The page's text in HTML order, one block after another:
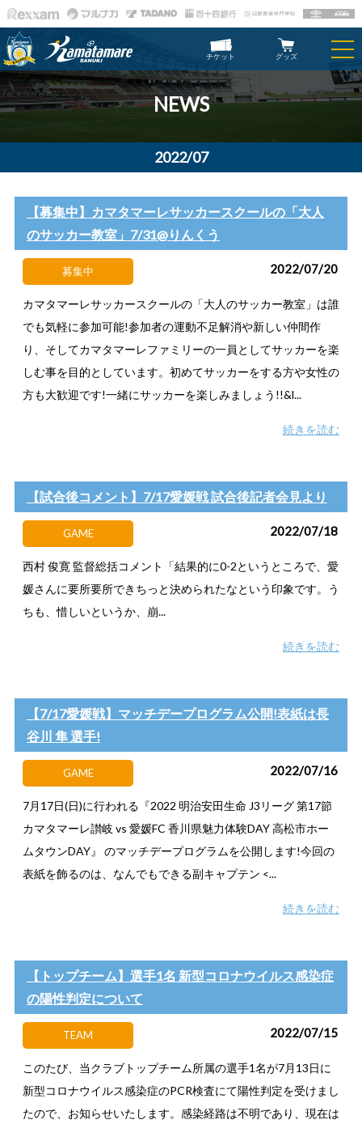
チケット グッズ
NEWS
2022/07
【募集中】カマタマーレサッカースクールの「大人
のサッカー教室」7/31@りんくう
募集中 2022/07/20
カマタマーレサッカースクールの「大人のサッカー教室」は誰
でも気軽に参加可能!参加者の運動不足解消や新しい仲間作
り、そしてカマタマーレファミリーの一員としてサッカーを楽
しむ事を目的としています。初めてサッカーをする方や女性の
方も大歓迎です!一緒にサッカーを楽しみましょう!!&l...
続きを読む
【試合後コメント】7/17愛媛戦 試合後記者会見より
GAME 2022/07/18
西村 俊寛 監督総括コメント「結果的に0-2というところで、愛
媛さんに要所要所できちっと決められたなという印象です。う
ちも、惜しいというか、崩...
続きを読む
【7/17愛媛戦】マッチデープログラム公開!表紙は長
谷川 隼 選手!
GAME 2022/07/16
7月17日(日)に行われる『2022 明治安田生命 J3リーグ 第17節
カマタマーレ讃岐 vs 愛媛FC 香川県魅力体験DAY 高松市ホー
ムタウンDAY』 のマッチデープログラムを公開します!今回の
表紙を飾るのは、なんでもできる副キャプテン <...
続きを読む
【トップチーム】選手1名 新型コロナウイルス感染症
の陽性判定について
TEAM 2022/07/15
このたび、当クラブトップチーム所属の選手1名が7月13日に
新型コロナウイルス感染症のPCR検査にて陽性判定を受けまし
たので、お知らせいたします。感染経路は不明であり、現在は